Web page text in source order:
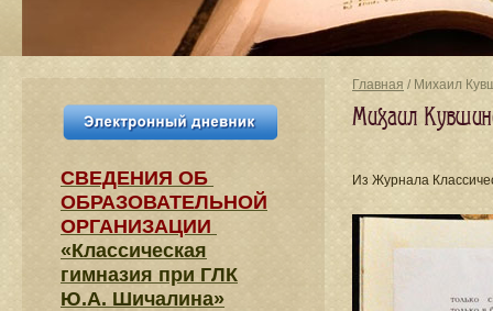
Главная / Михаил
Михаил
Из Журнала
СВЕДЕНИЯ​ ОБ
ОБРАЗОВАТЕЛЬНОЙ
ОРГАНИЗАЦИИ
«Классическая
гимназия при ГЛК
Ю.А. Шичалина»